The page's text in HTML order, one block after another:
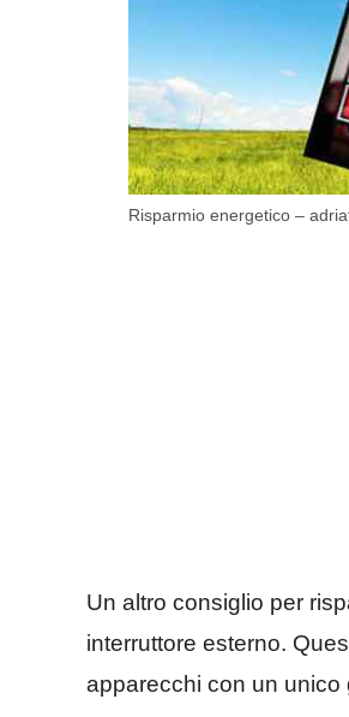
Risparmio energetico –
Un altro consiglio per
interruttore esterno.
apparecchi con un unico